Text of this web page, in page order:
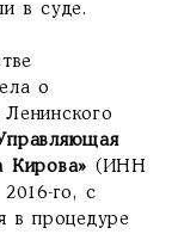
в суде.
о
Кирова» (ИНН
го, с
в процедуре